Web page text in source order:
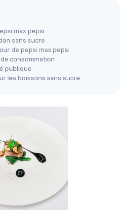
max pepsi
sans sucre
de pepsi max pepsi
consommation
publique
les boissons sans sucre